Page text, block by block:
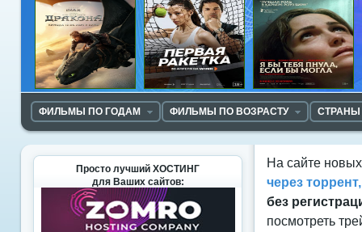
ФИЛЬМЫ ПО ГОДАМ ФИЛЬМЫ ПО ВОЗРАСТУ
На сайте
через
без
посмотреть
Просто лучший ХОСТИНГ
для Ваших сайтов: